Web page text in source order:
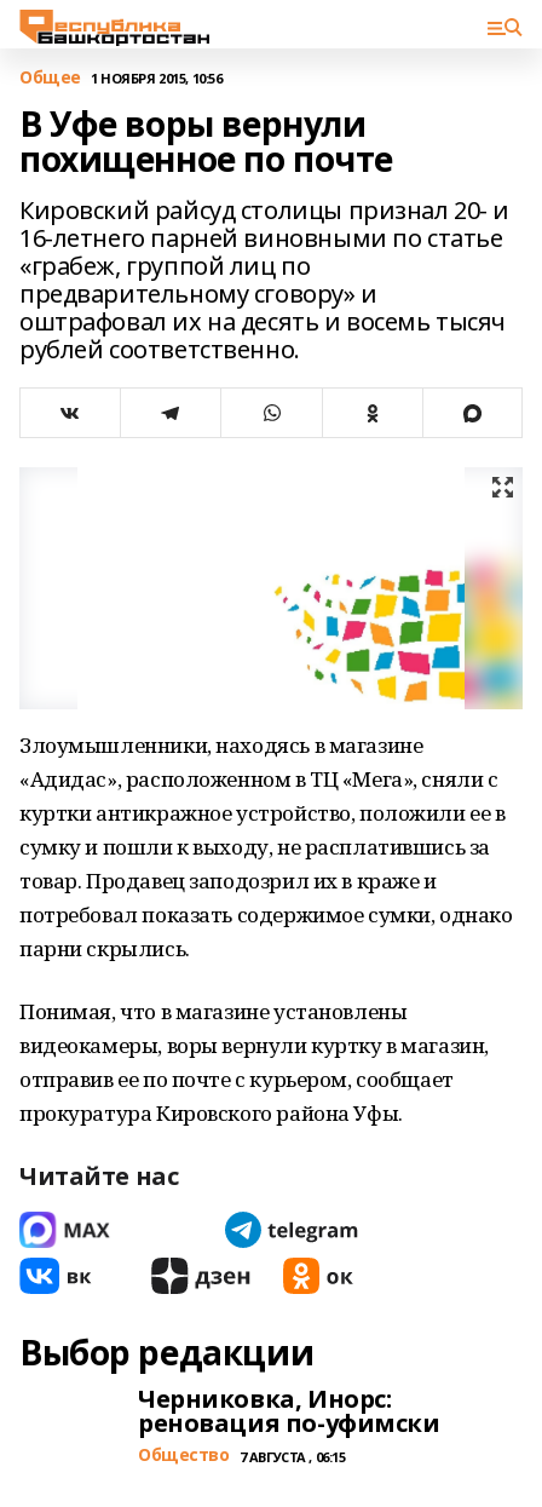
Общее 1 НОЯБРЯ 2015, 10:56
В Уфе воры вернули
похищенное по почте
Кировский райсуд столицы признал 20- и
16-летнего парней виновными по статье
«грабеж, группой лиц по
предварительному сговору» и
оштрафовал их на десять и восемь тысяч
рублей соответственно.
Злоумышленники, находясь в магазине
«Адидас», расположенном в ТЦ «Мега», сняли с
куртки антикражное устройство, положили ее в
сумку и пошли к выходу, не расплатившись за
товар. Продавец заподозрил их в краже и
потребовал показать содержимое сумки, однако
парни скрылись.
Понимая, что в магазине установлены
видеокамеры, воры вернули куртку в магазин,
отправив ее по почте с курьером, сообщает
прокуратура Кировского района Уфы.
Читайте нас
Выбор редакции
Черниковка, Инорс:
реновация по-уфимски
Общество 7 АВГУСТА , 06:15